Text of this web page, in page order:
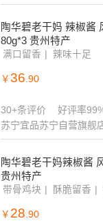
陶华碧老干妈 辣椒酱
80g*3 贵州特产
满口留香 辣味十足
￥ 36.90
30+条评价
好评率
苏宁宜品苏宁自营旗舰
陶华碧老干妈辣椒酱
贵州特产
带骨鸡块 酥脆留香
￥ 28 .90